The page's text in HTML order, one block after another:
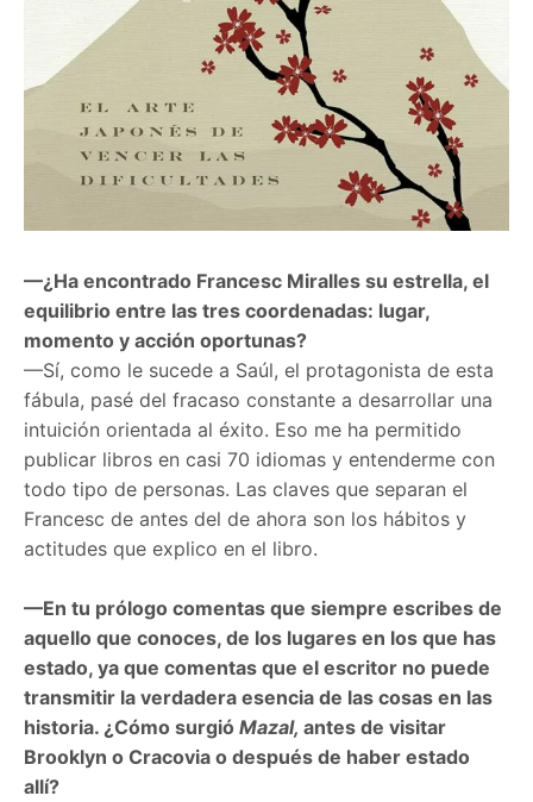
—¿Ha encontrado Francesc Miralles su estrella, el
equilibrio entre las tres coordenadas: lugar,
momento y acción oportunas?
—Sí, como le sucede a Saúl, el protagonista de esta
fábula, pasé del fracaso constante a desarrollar una
intuición orientada al éxito. Eso me ha permitido
publicar libros en casi 70 idiomas y entenderme con
todo tipo de personas. Las claves que separan el
Francesc de antes del de ahora son los hábitos y
actitudes que explico en el libro.
—En tu prólogo comentas que siempre escribes de
aquello que conoces, de los lugares en los que has
estado, ya que comentas que el escritor no puede
transmitir la verdadera esencia de las cosas en las
historia. ¿Cómo surgióMazal,antes de visitar
Brooklyn o Cracovia o después de haber estado
allí?